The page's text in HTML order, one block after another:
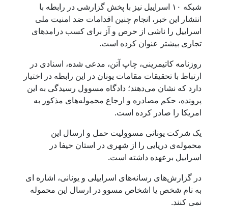
شبکه ۱۰ اسراییل نیز با پخش گزارشی در رابطه با
انتشار این خبر، انجام چنین اقدامات ضد امنیت ملی
اسراییل را ناشی از حرص و آز برای کسب درامدهای
تجاری بیشتر عنوان کرده است.
روزنامه کاتیمرینی، چاپ آتن، مدعی شده، اسنادی در
ارتباط با تحقیقات مقامات یونان در این رابطه در اختیار
دارد که نشان می‌دهند؛ دادگاه مسوول رسیدگی به این
پرونده، حکم مصادره و ارجاع محموله‌های مذکور به
امریکا را صادر کرده است.
یک شرکت یونانی مسوولیت حمل و ارسال این
محموله‌ی دریایی را از شهری در استان حیفا در
اسراییل برعهده داشته است.
در گزارش‌های رسانه‌های اسراییلی و یونانی، اشاره ای
به نام شخص یا اشخاص مسوو در ارسال این محموله
نمی کنند.